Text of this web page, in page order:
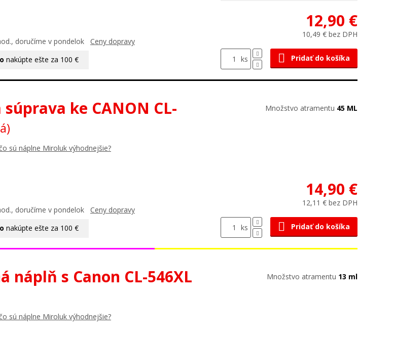
doručíme v pondelok Ceny dopravy
nakúpte ešte za 100 €
12,90 €
10,49 € bez DPH
ks Pridať do košíka
ke CANON CL-
sú náplne Miroluk výhodnejšie?
doručíme v pondelok Ceny dopravy
nakúpte ešte za 100 €
Množstvo atramentu 45 ML
14,90 €
12,11 € bez DPH
ks Pridať do košíka
náplň s Canon CL-546XL
sú náplne Miroluk výhodnejšie?
Množstvo atramentu 13 ml